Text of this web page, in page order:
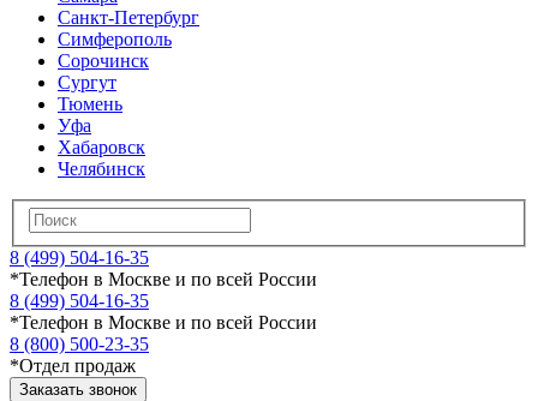
Санкт-Петербург
Симферополь
Сорочинск
Сургут
Тюмень
Уфа
Хабаровск
Челябинск
8 (499) 504-16-35
*Телефон в Москве и по всей России
8 (499) 504-16-35
*Телефон в Москве и по всей России
8 (800) 500-23-35
*Отдел продаж
Заказать звонок